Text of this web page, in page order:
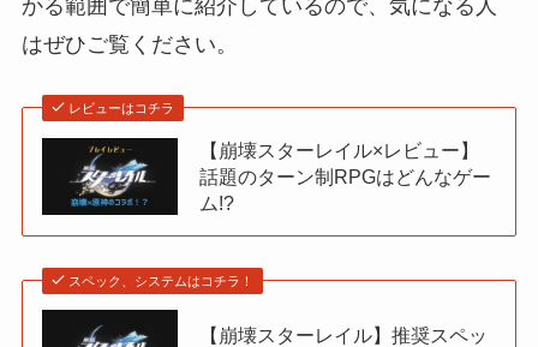
かる範囲で簡単に紹介しているので、気になる人
はぜひご覧ください。
レビューはコチラ
【崩壊スターレイル×レビュー】
話題のターン制RPGはどんなゲー
ム!?
スペック、システムはコチラ！
【崩壊スターレイル】推奨スペッ